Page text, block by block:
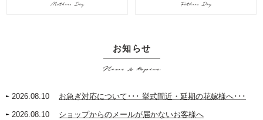
Mothers Day Fathers Day
お知らせ
News & topics
2026.08.10 お急ぎ対応について･･･ 挙式間近・延期の花嫁様へ･･･
2026.08.10 ショップからのメールが届かないお客様へ